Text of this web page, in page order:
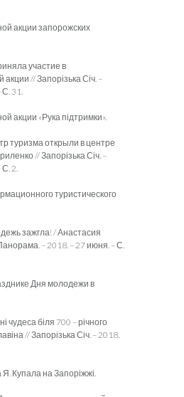
акции запорожских
участие в
// Запорізька Січ. –
31.
акции «Рука підтримки».
туризма открыли в центре
// Запорізька Січ. –
2.
туристического
зажгла! / Анастасия
– 2018. – 27 июня. – С.
Дня молодежи в
чудеса біля 700 – річного
// Запорізька Січ. – 2018.
Купала на Запоріжжі.